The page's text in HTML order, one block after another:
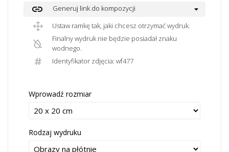
link
Generuj link do kompozycji
Ustaw ramkę tak, jaki chcesz otrzymać wydruk.
Finalny wydruk nie będzie posiadał znaku
wodnego.
Identyfikator zdjęcia: wf477
Wprowadź rozmiar
Rodzaj wydruku